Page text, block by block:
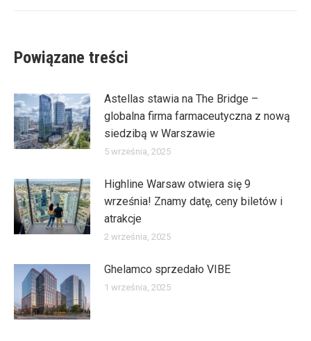
Powiązane treści
Astellas stawia na The Bridge –
globalna firma farmaceutyczna z nową
siedzibą w Warszawie
5 września, 2025
Highline Warsaw otwiera się 9
września! Znamy datę, ceny biletów i
atrakcje
2 września, 2025
Ghelamco sprzedało VIBE
1 września, 2025